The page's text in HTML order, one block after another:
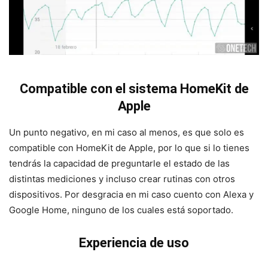
Compatible con el sistema HomeKit de
Apple
Un punto negativo, en mi caso al menos, es que solo es
compatible con HomeKit de Apple, por lo que si lo tienes
tendrás la capacidad de preguntarle el estado de las
distintas mediciones y incluso crear rutinas con otros
dispositivos. Por desgracia en mi caso cuento con Alexa y
Google Home, ninguno de los cuales está soportado.
Experiencia de uso